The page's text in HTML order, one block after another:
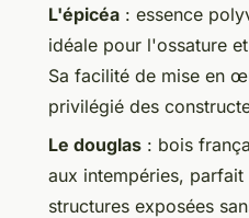
L'épicéa : essence
idéale pour l'ossature
Sa facilité de mise en
privilégié des
Le douglas : bois
aux intempéries,
structures exposées